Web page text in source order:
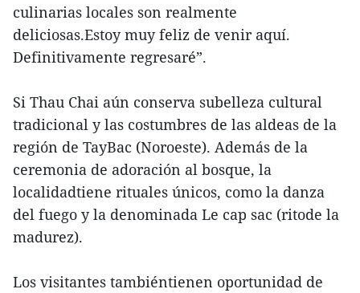
culinarias locales son realmente
deliciosas.Estoy muy feliz de venir aquí.
Definitivamente regresaré”.
Si Thau Chai aún conserva subelleza cultural
tradicional y las costumbres de las aldeas de la
región de TayBac (Noroeste). Además de la
ceremonia de adoración al bosque, la
localidadtiene rituales únicos, como la danza
del fuego y la denominada Le cap sac (ritode la
madurez).
Los visitantes tambiéntienen oportunidad de